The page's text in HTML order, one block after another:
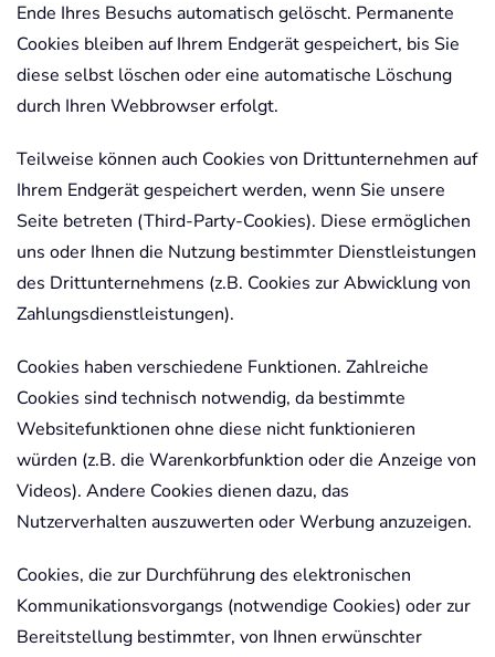
Ende Ihres Besuchs automatisch gelöscht. Permanente
Cookies bleiben auf Ihrem Endgerät gespeichert, bis Sie
diese selbst löschen oder eine automatische Löschung
durch Ihren Webbrowser erfolgt.
Teilweise können auch Cookies von Drittunternehmen auf
Ihrem Endgerät gespeichert werden, wenn Sie unsere
Seite betreten (Third-Party-Cookies). Diese ermöglichen
uns oder Ihnen die Nutzung bestimmter Dienstleistungen
des Drittunternehmens (z.B. Cookies zur Abwicklung von
Zahlungsdienstleistungen).
Cookies haben verschiedene Funktionen. Zahlreiche
Cookies sind technisch notwendig, da bestimmte
Websitefunktionen ohne diese nicht funktionieren
würden (z.B. die Warenkorbfunktion oder die Anzeige von
Videos). Andere Cookies dienen dazu, das
Nutzerverhalten auszuwerten oder Werbung anzuzeigen.
Cookies, die zur Durchführung des elektronischen
Kommunikationsvorgangs (notwendige Cookies) oder zur
Bereitstellung bestimmter, von Ihnen erwünschter